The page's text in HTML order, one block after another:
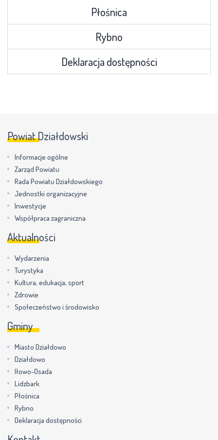
Płośnica
Rybno
Deklaracja dostępności
Powiat Działdowski
Informacje ogólne
Zarząd Powiatu
Rada Powiatu Działdowskiego
Jednostki organizacyjne
Inwestycje
Współpraca zagraniczna
Aktualności
Wydarzenia
Turystyka
Kultura, edukacja, sport
Zdrowie
Społeczeństwo i środowisko
Gminy
Miasto Działdowo
Działdowo
Iłowo-Osada
Lidzbark
Płośnica
Rybno
Deklaracja dostępności